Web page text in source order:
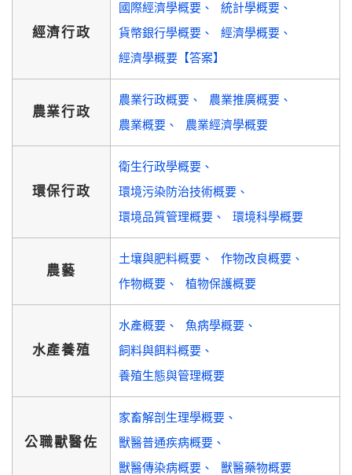
經濟行政
國際經濟學概要
統計學概要
貨幣銀行學概要
經濟學概要
經濟學概要【答案】
農業行政
農業行政概要
農業推廣概要
農業概要
農業經濟學概要
環保行政
衛生行政學概要
環境污染防治技術概要
環境品質管理概要
環境科學概要
農藝
土壤與肥料概要
作物改良概要
作物概要
植物保護概要
水產養殖
水產概要
魚病學概要
飼料與餌料概要
養殖生態與管理概要
公職獸醫佐
家畜解剖生理學概要
獸醫普通疾病概要
獸醫傳染病概要
獸醫藥物概要